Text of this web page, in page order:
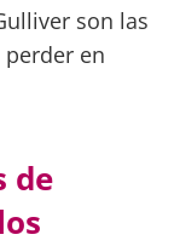
son las
en
de